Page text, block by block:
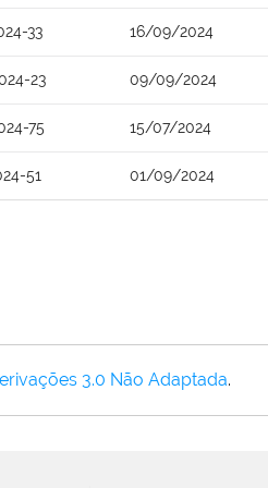
33 16/09/2024
23 09/09/2024
75 15/07/2024
51 01/09/2024
3.0 Não Adaptada.